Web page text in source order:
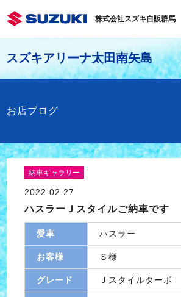
株式会社スズキ自販群馬
スズキアリーナ太田南矢島
お店ブログ
納車ギャラリー
2022.02.27
ハスラーＪスタイルご納車です
愛車 ハスラー
お客様 Ｓ様
グレード Ｊスタイルターボ